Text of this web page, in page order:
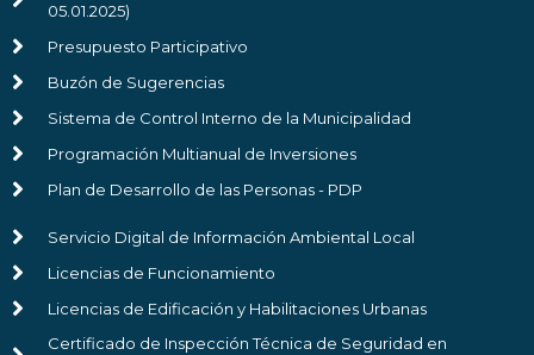
05.01.2025)
Presupuesto Participativo
Buzón de Sugerencias
Sistema de Control Interno de la Municipalidad
Programación Multianual de Inversiones
Plan de Desarrollo de las Personas - PDP
Servicio Digital de Información Ambiental Local
Licencias de Funcionamiento
Licencias de Edificación y Habilitaciones Urbanas
Certificado de Inspección Técnica de Seguridad en